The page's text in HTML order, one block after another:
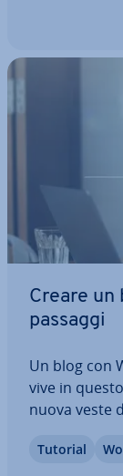
Creare un
passaggi
Un blog con
vive in
nuova veste
quale nome
Tutorial